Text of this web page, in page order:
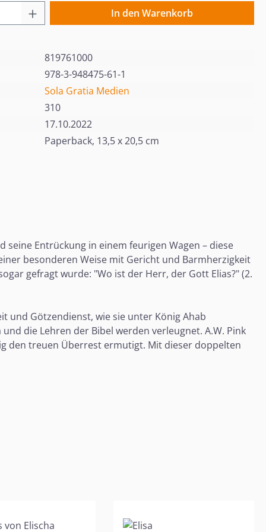
Anzahl: Gib den gewünschten Wert
In den Warenkorb
819761000
978-3-948475-61-1
Sola Gratia Medien
310
17.10.2022
Paperback, 13,5 x 20,5 cm
Entrückung in einem feurigen Wagen – diese
besonderen Weise mit Gericht und Barmherzigkeit
gefragt wurde: "Wo ist der Herr, der Gott Elias?" (2.
und Götzendienst, wie sie unter König Ahab
die Lehren der Bibel werden verleugnet. A.W. Pink
den treuen Überrest ermutigt. Mit dieser doppelten